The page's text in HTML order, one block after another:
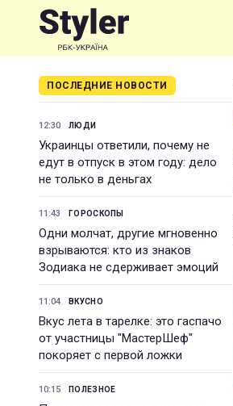
ПОСЛЕДНИЕ НОВОСТИ
12:30 ЛЮДИ
Украинцы ответили, почему не
едут в отпуск в этом году: дело
не только в деньгах
11:43 ГОРОСКОПЫ
Одни молчат, другие мгновенно
взрываются: кто из знаков
Зодиака не сдерживает эмоций
11:04 ВКУСНО
Вкус лета в тарелке: это гаспачо
от участницы "МастерШеф"
покоряет с первой ложки
10:15 ПОЛЕЗНОЕ